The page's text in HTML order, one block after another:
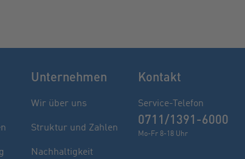
Unternehmen
Wir über uns
Struktur und Zahlen
Nachhaltigkeit
Kontakt
Service-Telefon
0711/1391-6000
Mo-Fr 8-18 Uhr